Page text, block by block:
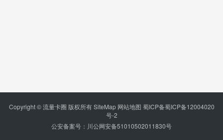
Copyright © 流量卡圈 版权所有SiteMap 网站地图 蜀ICP备蜀ICP备12004020
号-2
公安备案号：川公网安备51010502011830号